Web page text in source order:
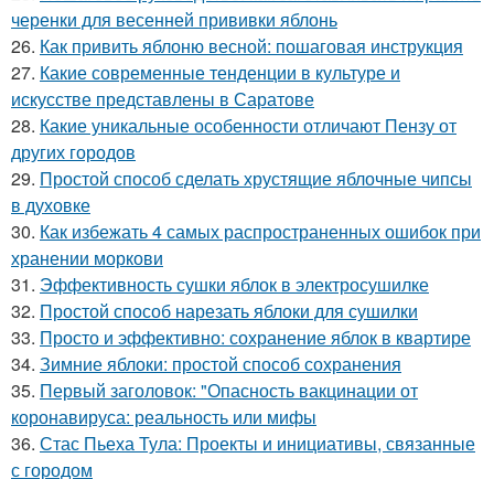
черенки для весенней прививки яблонь
26. Как привить яблоню весной: пошаговая инструкция
27. Какие современные тенденции в культуре и
искусстве представлены в Саратове
28. Какие уникальные особенности отличают Пензу от
других городов
29. Простой способ сделать хрустящие яблочные чипсы
в духовке
30. Как избежать 4 самых распространенных ошибок при
хранении моркови
31. Эффективность сушки яблок в электросушилке
32. Простой способ нарезать яблоки для сушилки
33. Просто и эффективно: сохранение яблок в квартире
34. Зимние яблоки: простой способ сохранения
35. Первый заголовок: "Опасность вакцинации от
коронавируса: реальность или мифы
36. Стас Пьеха Тула: Проекты и инициативы, связанные
с городом